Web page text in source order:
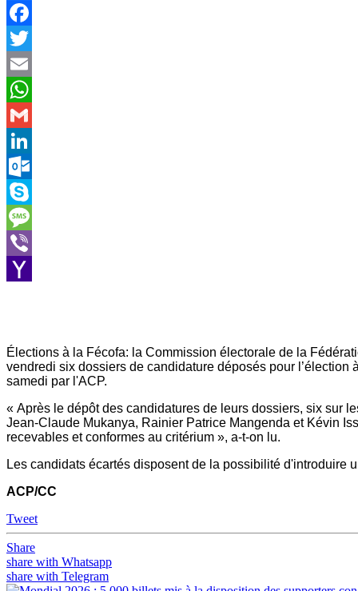
Facebook
Twitter
Email
WhatsApp
Gmail
LinkedIn
Outlook.com
Skype
Message
Viber
Élections à la Fécofa: la Commission électorale de la
vendredi six dossiers de candidature déposés pour
samedi par l'ACP.
« Après le dépôt des candidatures de leurs dossiers, six sur
Jean-Claude Mukanya, Rainier Patrice Mangenda et Kévin
recevables et conformes au critérium », a-t-on lu.
Les candidats écartés disposent de la possibilité d'introduire
ACP/CC
Tweet
Share
share with Whatsapp
share with Telegram